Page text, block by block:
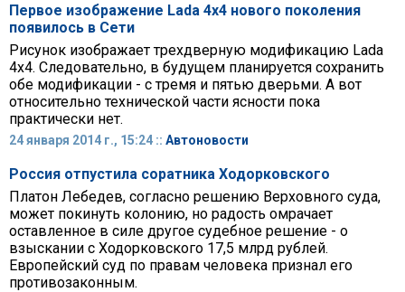
Первое изображение Lada 4x4 нового поколения
появилось в Сети
Рисунок изображает трехдверную модификацию Lada
4x4. Следовательно, в будущем планируется сохранить
обе модификации - с тремя и пятью дверьми. А вот
относительно технической части ясности пока
практически нет.
24 января 2014 г., 15:24 :: Автоновости
Россия отпустила соратника Ходорковского
Платон Лебедев, согласно решению Верховного суда,
может покинуть колонию, но радость омрачает
оставленное в силе другое судебное решение - о
взыскании с Ходорковского 17,5 млрд рублей.
Европейский суд по правам человека признал его
противозаконным.